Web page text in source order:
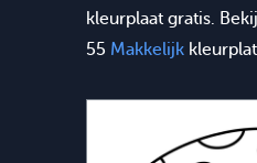
kleurplaat gratis.
55 Makkelijk